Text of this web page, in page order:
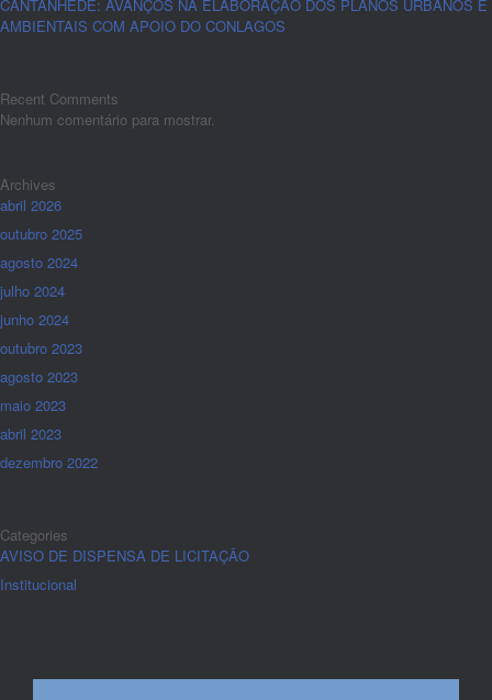
CANTANHEDE: AVANÇOS NA ELABORAÇÃO DOS PLANOS URBANOS E
AMBIENTAIS COM APOIO DO CONLAGOS
Recent Comments
Nenhum comentário para mostrar.
Archives
abril 2026
outubro 2025
agosto 2024
julho 2024
junho 2024
outubro 2023
agosto 2023
maio 2023
abril 2023
dezembro 2022
Categories
AVISO DE DISPENSA DE LICITAÇÃO
Institucional